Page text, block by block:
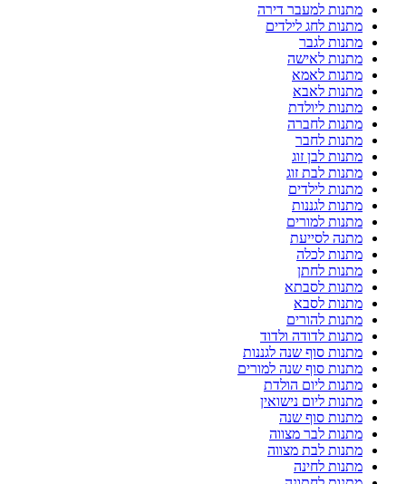
מתנות למעבר דירה
מתנות לחג לילדים
מתנות לגבר
מתנות לאישה
מתנות לאמא
מתנות לאבא
מתנות ליולדת
מתנות לחברה
מתנות לחבר
מתנות לבן זוג
מתנות לבת זוג
מתנות לילדים
מתנות לגננות
מתנות למורים
מתנה לסייעת
מתנות לכלה
מתנות לחתן
מתנות לסבתא
מתנות לסבא
מתנות להורים
מתנות לדודה ולדוד
מתנות סוף שנה לגננות
מתנות סוף שנה למורים
מתנות ליום הולדת
מתנות ליום נישואין
מתנות סוף שנה
מתנות לבר מצווה
מתנות לבת מצווה
מתנות לחינה